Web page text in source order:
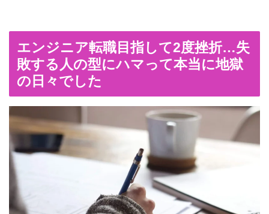
エンジニア転職目指して2度挫折…失
敗する人の型にハマって本当に地獄
の日々でした